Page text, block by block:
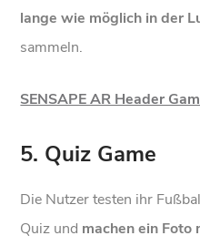
lange wie möglich in der
sammeln.
SENSAPE AR Header
5. Quiz Game
Die Nutzer testen ihr
Quiz und machen ein Foto